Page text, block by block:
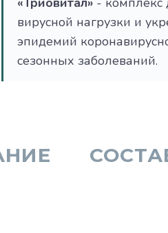
вирусной нагрузки и
эпидемий
сезонных заболеваний.